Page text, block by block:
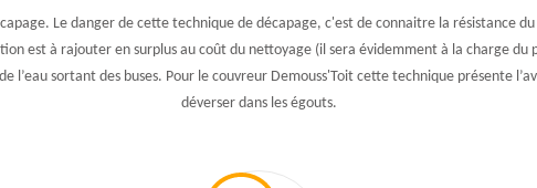
Le danger de cette technique de décapage, c'est de connaitre la résistance
est à rajouter en surplus au coût du nettoyage (il sera évidemment à la charge
l’eau sortant des buses. Pour le couvreur Demouss'Toit cette technique présente
déverser dans les égouts.